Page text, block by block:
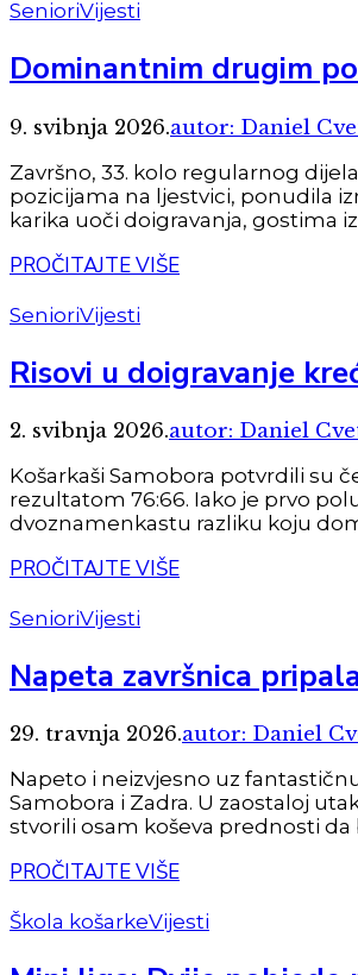
SenioriVijesti
Dominantnim drugim
9. svibnja 2026.autor: Daniel
Završno, 33. kolo regularnog
pozicijama na ljestvici, ponudila
karika uoči doigravanja, gostima
PROČITAJTE VIŠE
SenioriVijesti
Risovi u doigravanje
2. svibnja 2026.autor: Daniel
Košarkaši Samobora potvrdili su
rezultatom 76:66. Iako je prvo
dvoznamenkastu razliku koju
PROČITAJTE VIŠE
SenioriVijesti
Napeta završnica
29. travnja 2026.autor: Daniel
Napeto i neizvjesno uz
Samobora i Zadra. U zaostaloj
stvorili osam koševa prednosti da
PROČITAJTE VIŠE
Škola košarkeVijesti